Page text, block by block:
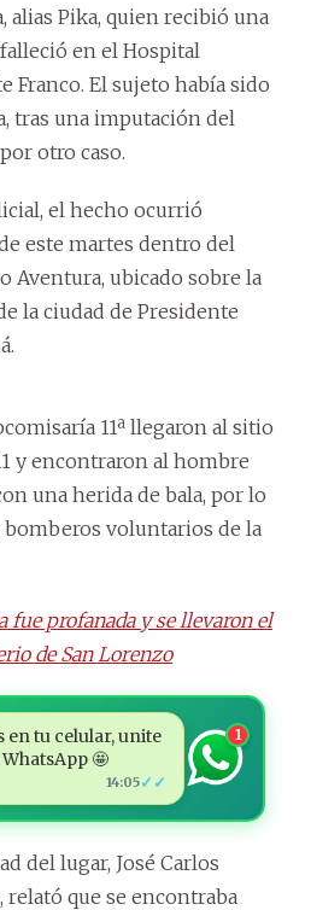
alias Pika, quien recibió una
en el Hospital
Franco. El sujeto había sido
tras una imputación del
otro caso.
el hecho ocurrió
este martes dentro del
Aventura, ubicado sobre la
la ciudad de Presidente
11ª llegaron al sitio
y encontraron al hombre
una herida de bala, por lo
voluntarios de la
fue profanada y se llevaron el
de San Lorenzo
en tu celular, unite
🤩
14:05✓✓
1
del lugar, José Carlos
relató que se encontraba